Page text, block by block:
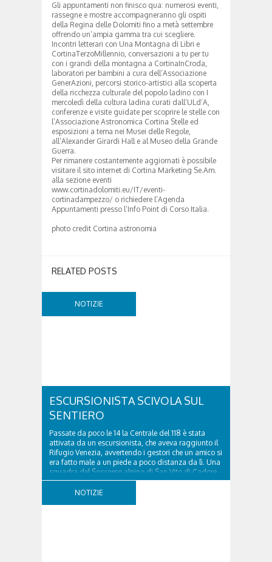
Gli appuntamenti non finisco qua: numerosi eventi,
rassegne e mostre accompagneranno gli ospiti
della Regina delle Dolomiti fino a metà settembre
offrendo un’ampia gamma tra cui scegliere.
Incontri letterari con Una Montagna di Libri e
CortinaTerzoMillennio, conversazioni a tu per tu
con i grandi della montagna a CortinaInCroda,
laboratori per bambini a cura dell’Associazione
GenerAzioni, percorsi storico-artistici alla scoperta
della ricchezza culturale del popolo ladino con I
mercoledì della cultura ladina curati dall’ULd’A,
conferenze e visite guidate per scoprire le stelle con
l’Associazione Astronomica Cortina Stelle ed
esposizioni a tema nei Musei delle Regole,
all’Alexander Girardi Hall e al Museo della Grande
Guerra.
Per rimanere costantemente aggiornati è possibile
visitare il sito internet di Cortina Marketing Se.Am.
alla sezione eventi
www.cortinadolomiti.eu/IT/eventi-
cortinadampezzo/ o richiedere l’Agenda
Appuntamenti presso l’Info Point di Corso Italia.
photo credit Cortina astronomia
RELATED POSTS
NOTIZIE
ESCURSIONISTA SCIVOLA SUL
SENTIERO
Passate da poco le 14 la Centrale del 118 è stata
attivata da un escursionista, che aveva raggiunto il
Rifugio Venezia, avvertendo i gestori che un amico si
era fatto male a un piede a poco distanza da lì. Una
squadra del Soccorso alpino di San Vito di Cadore
ha quindi raggiunto l'infortunato...
NOTIZIE